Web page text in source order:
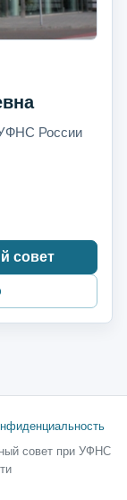
России
совет
совет при УФНС